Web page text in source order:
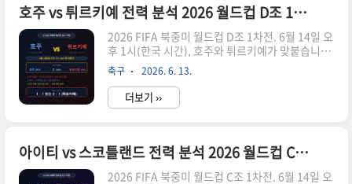
이번 대회는 단순한 우승 도전이 아닙니다. 2018년
과 2022년 두 대회 연속 조별리그 탈락이라는 굴욕
을 딛고 반드시 명예를 회복해야 하는 절박한 무대
입니다.퀴라소는 이번 대회에 처음 참가하는 팀으
로, 본선 진출 자체가 이미 역사적인 성과입니다.
네덜란드령 카리브해 섬나라 출신으로 에레디비시
(네덜란드 리그..
호주 vs 튀르키예 전력 분석 2026 월드컵 D조 1차전 승부 예측과 관전 포인트"
2026 FIFA 북중미 월드컵 D조 1차전. 6월 14일 오
후 1시(한국 시간), 호주와 튀르키예가 맞붙습니다.
D조는 개최국 미국을 포함해 튀르키예, 호주, 파라
과이가 편성된 조로, 사실상 미국의 홈 이점이 큰 변
수지만 나머지 세 팀의 2위 싸움도 만만치 않습니
다. 그 중 호주와 튀르키예의 1차전은 D조 중위권
6회 연속 월드컵 본선 진출이라는 꾸준함을 자랑하
지만 이번 대회는 선수층이 예전보다 얇아졌다는
평가를 받고 있습니다. 반면 튀르키예는 2002년 한
축구 2026. 6. 13.
더보기 ››
아이티 vs 스코틀랜드 전력 분석 2026 월드컵 C조 1차전 승부 예측과 관전 포인트
2026 FIFA 북중미 월드컵 C조 1차전. 6월 14일 오